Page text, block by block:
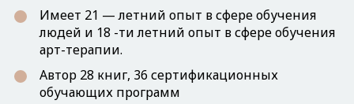
Имеет 21 — летний опыт в сфере обучения
людей и 18 -ти летний опыт в сфере обучения
арт-терапии.
Автор 28 книг, 36 сертификационных
обучающих программ